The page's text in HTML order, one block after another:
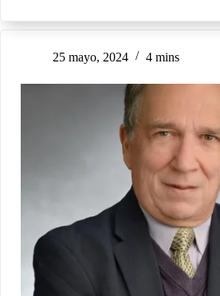
25 mayo, 2024 4 mins